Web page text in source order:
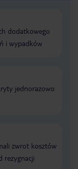
dodatkowego
i wypadków
jednorazowo
zwrot kosztów
rezygnacji